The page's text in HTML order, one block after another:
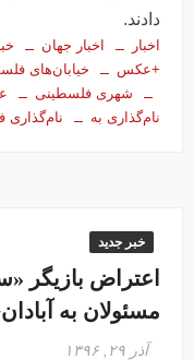
دادند.
اخبار اخبار جهان
+عکس
خیابان‌های
شهری فلسطینی
نام‌گذاری به
نام‌گذاری
خبر جدید
اعتراض
مسئولان به
آذر ۲۹, ۱۳۹۶